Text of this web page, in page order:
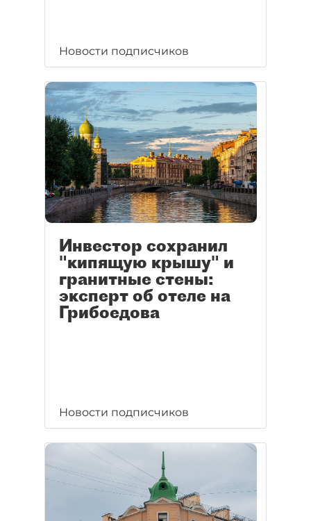
Новости подписчиков
Инвестор сохранил
"кипящую крышу" и
гранитные стены:
эксперт об отеле на
Грибоедова
Новости подписчиков